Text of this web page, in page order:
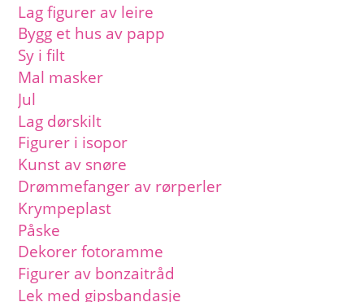
Lag figurer av leire
Bygg et hus av papp
Sy i filt
Mal masker
Jul
Lag dørskilt
Figurer i isopor
Kunst av snøre
Drømmefanger av rørperler
Krympeplast
Påske
Dekorer fotoramme
Figurer av bonzaitråd
Lek med gipsbandasje